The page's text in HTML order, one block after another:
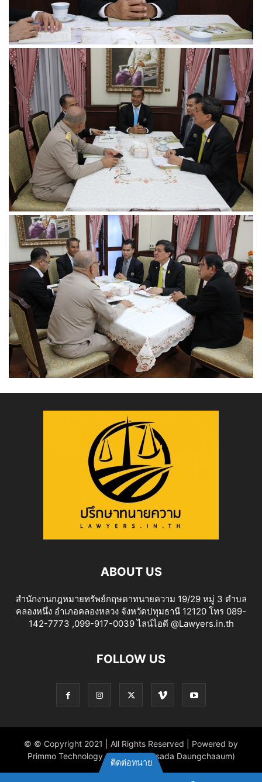
ABOUT US
สำนักงานกฎหมายทรัพย์กฤษดาทนายความ 19/29 หมู่ 3 ตำบล
คลองหนึ่ง อำเภอคลองหลวง จังหวัดปทุมธานี 12120 โทร 089-
142-7773 ,099-917-0039 ไลน์ไอดี @Lawyers.in.th
FOLLOW US
© © Copyright 2021 | All Rights Reserved | Powered by
Primmo Technology Co.,Ltd. (Khitsada Daungchaaum)
ติดต่อทนาย